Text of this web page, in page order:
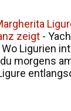
zeigt -
Ligurien
morgens